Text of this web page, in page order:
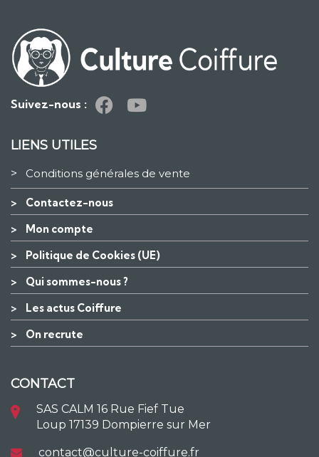
Suivez-nous :
LIENS UTILES
> Conditions générales de vente
> Contactez-nous
> Mon compte
> Politique de Cookies (UE)
> Qui sommes-nous ?
> Les actus Coiffure
> On recrute
CONTACT
SAS CALM 16 Rue Fief Tue
Loup 17139 Dompierre sur Mer
contact@culture-coiffure.fr